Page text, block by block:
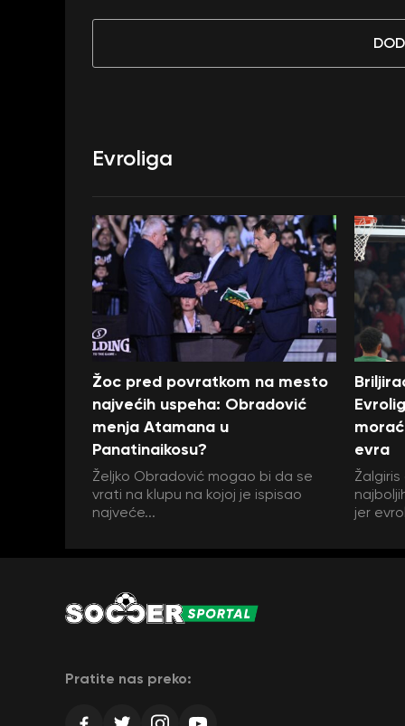
Evroliga
Žoc pred povratkom na mesto
najvećih uspeha: Obradović
menja Atamana u
Panatinaikosu?
Željko Obradović mogao bi da se
vrati na klupu na kojoj je ispisao
najveće...
evra
jer
Pratite nas preko: